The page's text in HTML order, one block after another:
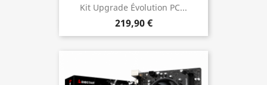
Kit Upgrade Évolution PC...
219,90 €